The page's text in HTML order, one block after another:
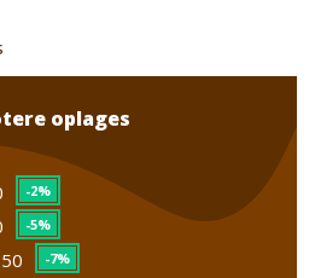
oplages
-2%
-5%
-7%